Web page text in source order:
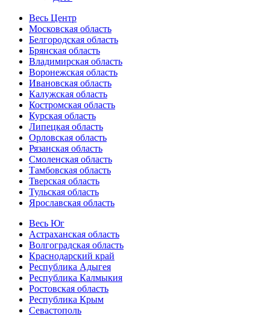
Весь Центр
Московская область
Белгородская область
Брянская область
Владимирская область
Воронежская область
Ивановская область
Калужская область
Костромская область
Курская область
Липецкая область
Орловская область
Рязанская область
Смоленская область
Тамбовская область
Тверская область
Тульская область
Ярославская область
Весь Юг
Астраханская область
Волгоградская область
Краснодарский край
Республика Адыгея
Республика Калмыкия
Ростовская область
Республика Крым
Севастополь